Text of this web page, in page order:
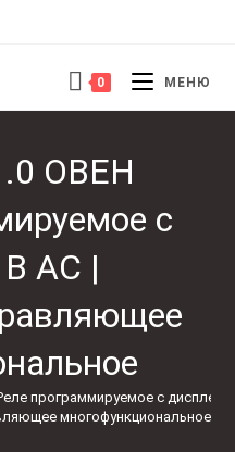
0 МЕНЮ
ОВЕН
с
AC |
программируемое с
многофункциональное